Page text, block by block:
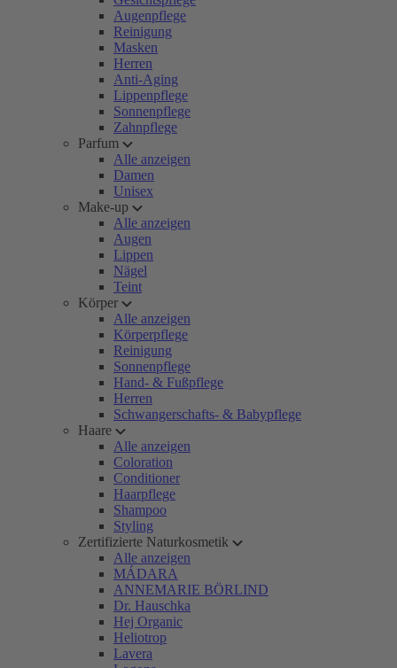
Augenpflege
Reinigung
Masken
Herren
Anti-Aging
Lippenpflege
Sonnenpflege
Zahnpflege
Parfum
Alle anzeigen
Damen
Unisex
Make-up
Alle anzeigen
Augen
Lippen
Nägel
Teint
Körper
Alle anzeigen
Körperpflege
Reinigung
Sonnenpflege
Hand- & Fußpflege
Herren
Schwangerschafts- & Babypflege
Haare
Alle anzeigen
Coloration
Conditioner
Haarpflege
Shampoo
Styling
Zertifizierte Naturkosmetik
Alle anzeigen
MÁDARA
ANNEMARIE BÖRLIND
Dr. Hauschka
Hej Organic
Heliotrop
Lavera